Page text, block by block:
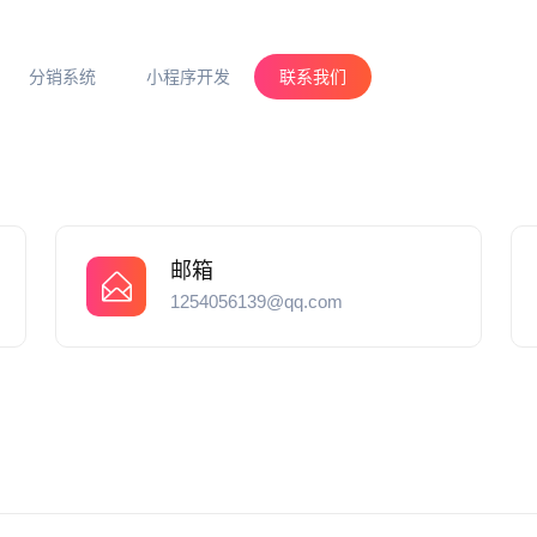
分销系统 小程序开发 联系我们
邮箱
1254056139@qq.com